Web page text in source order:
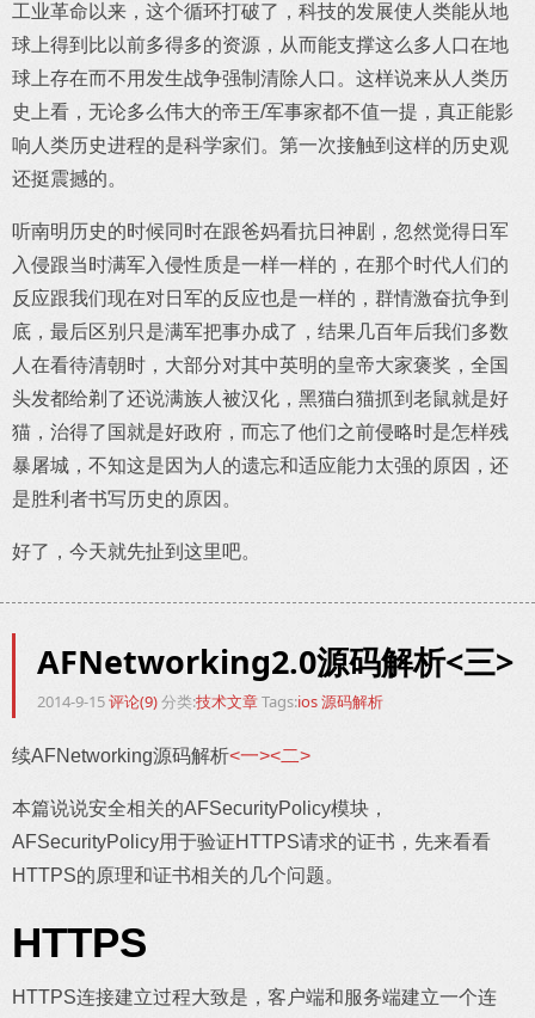
工业革命以来，这个循环打破了，科技的发展使人类能从地
球上得到比以前多得多的资源，从而能支撑这么多人口在地
球上存在而不用发生战争强制清除人口。这样说来从人类历
史上看，无论多么伟大的帝王/军事家都不值一提，真正能影
响人类历史进程的是科学家们。第一次接触到这样的历史观
还挺震撼的。
听南明历史的时候同时在跟爸妈看抗日神剧，忽然觉得日军
入侵跟当时满军入侵性质是一样一样的，在那个时代人们的
反应跟我们现在对日军的反应也是一样的，群情激奋抗争到
底，最后区别只是满军把事办成了，结果几百年后我们多数
人在看待清朝时，大部分对其中英明的皇帝大家褒奖，全国
头发都给剃了还说满族人被汉化，黑猫白猫抓到老鼠就是好
猫，治得了国就是好政府，而忘了他们之前侵略时是怎样残
暴屠城，不知这是因为人的遗忘和适应能力太强的原因，还
是胜利者书写历史的原因。
好了，今天就先扯到这里吧。
AFNetworking2.0源码解析<三>
2014-9-15评论(9)分类:技术文章Tags:ios源码解析
续AFNetworking源码解析<一><二>
本篇说说安全相关的AFSecurityPolicy模块，
AFSecurityPolicy用于验证HTTPS请求的证书，先来看看
HTTPS的原理和证书相关的几个问题。
HTTPS
HTTPS连接建立过程大致是，客户端和服务端建立一个连